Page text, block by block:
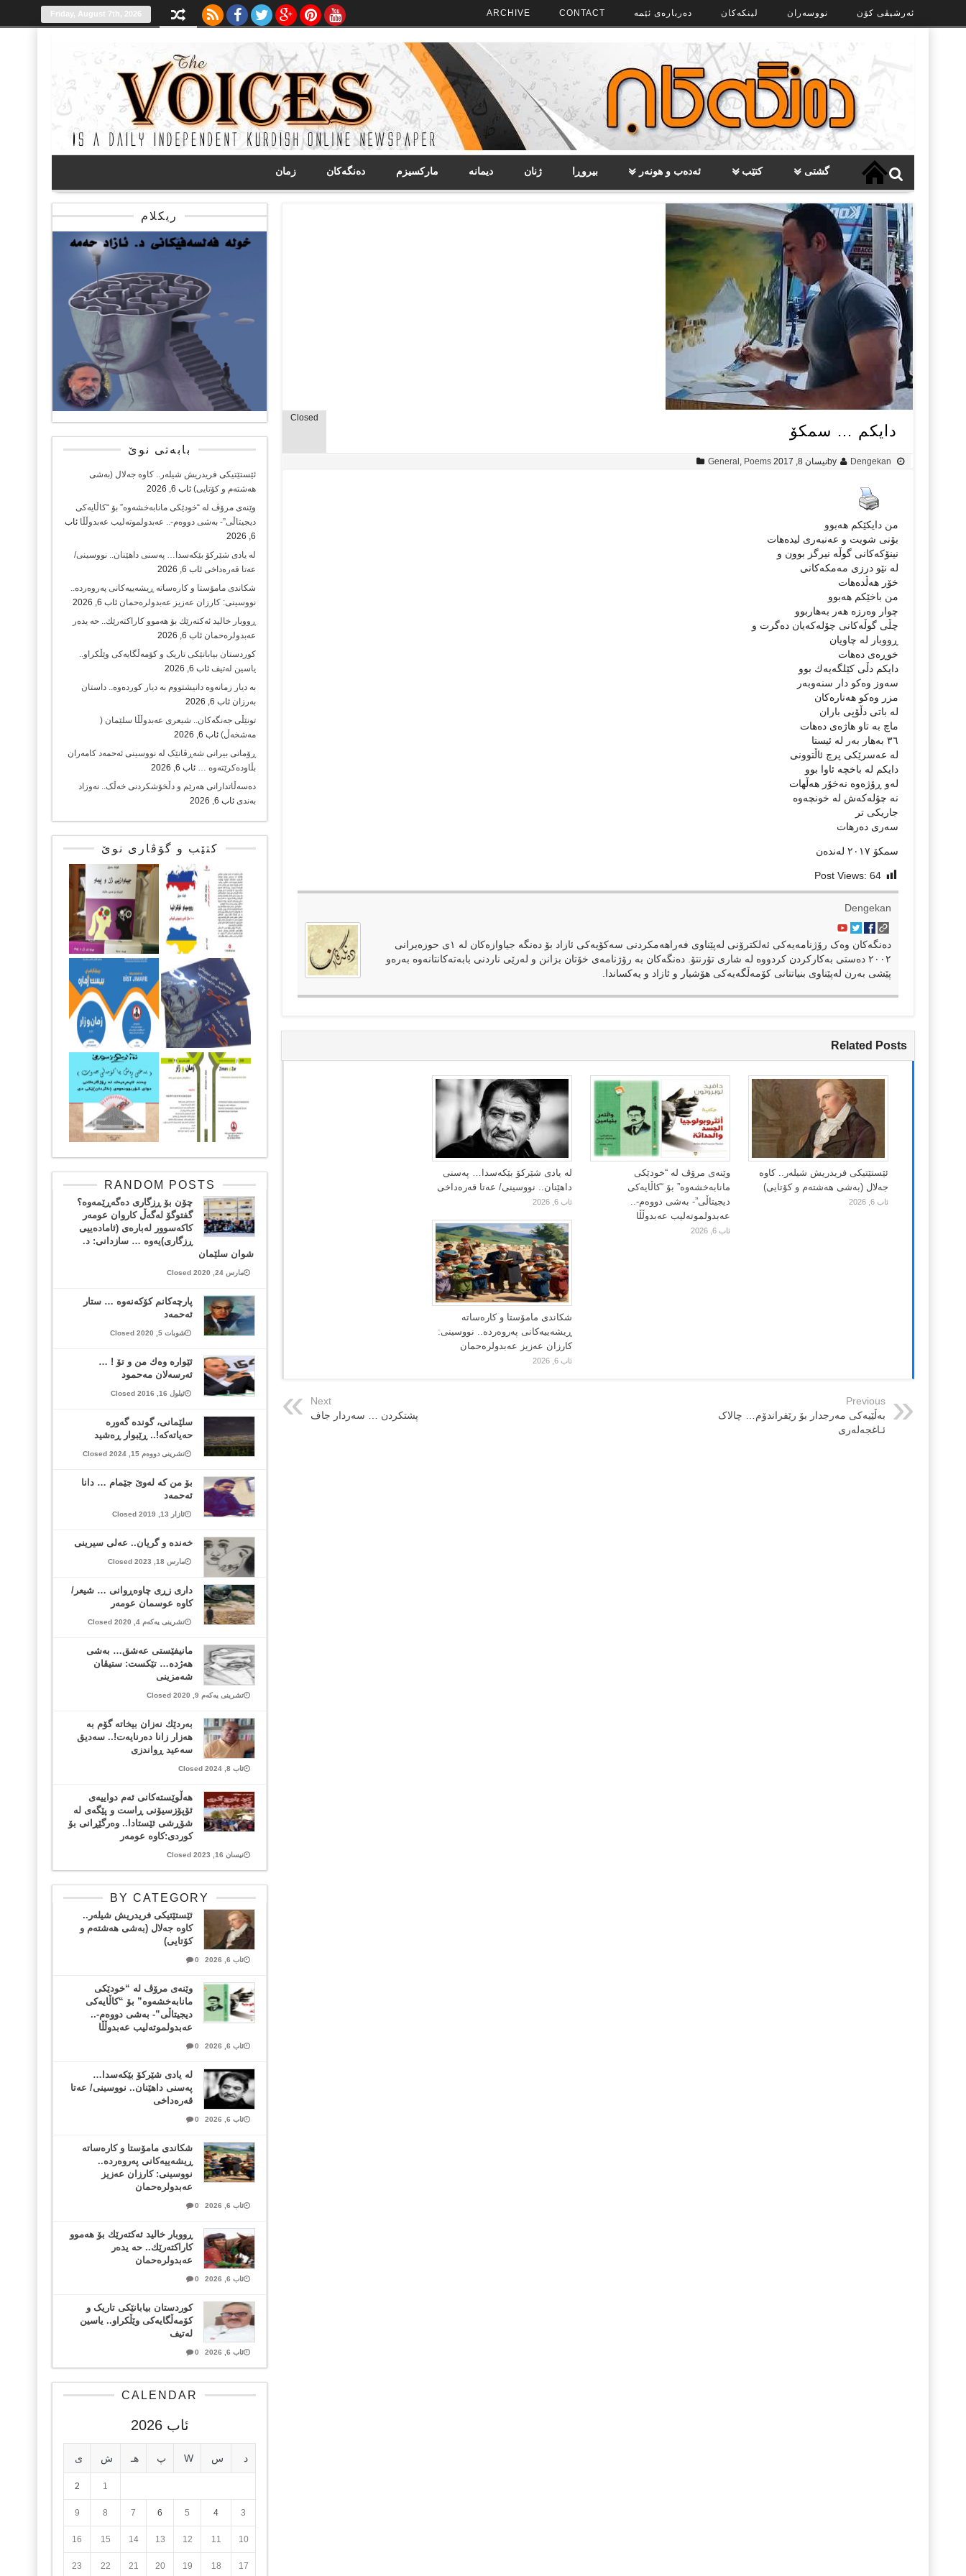
ئەرشیڤی کۆن نووسەران لینکەکان دەربارەی ئێمە CONTACT
ARCHIVE
Friday, August 7th, 2026
گشتی کتێب ئەدەب و هونەر بیروڕا ژنان دیمانە مارکسیزم دەنگەکان زمان
دایکم … سمکۆ
Closed
by Dengekan نیسان 8, 2017 General , Poems
من دایکێکم هەبوو
بۆنی شویت و عەنبەری لیدەهات
نینۆکەکانی گوڵە نیرگز بوون و
لە نێو درزی مەمکەکانی
خۆر هەڵدەهات
من باخێکم هەبوو
چوار وەرزە هەر بەهاربوو
چڵی گوڵەکانی چۆلەکەیان دەگرت و
ڕووبار لە چاویان
خوڕەی دەهات
دایکم دڵی کێلگەیەك بوو
سەوز وەکو دار سنەوبەر
مزر وەکو هەنارەکان
لە باتی دڵۆپی باران
ماچ بە تاو هاژەی دەهات
۳٦ بەهار بەر لە ئیستا
لە عەسرێکی پرچ ئاڵتوونی
دایکم لە باخچە ئاوا بوو
لەو ڕۆژەوە نەخۆر هەڵهات
نە چۆلەکەش لە خونچەوە
جاریکی تر
سەری دەرهات
سمکۆ ۲٠۱۷ لەندەن
Post Views: 64
Dengekan
دەنگەکان وەک رۆژنامەیەکی ئەلکترۆنی لەپێناوی فەراهەمکردنی سەکۆیەکی ئازاد بۆ دەنگە جیاوازەکان لە ١ی حوزەیرانی
٢٠٠٢ دەستی بەکارکردن کردووە لە شاری تۆرنتۆ. دەنگەکان بە رۆژنامەی خۆتان بزانن و لەرێی ناردنی بابەتەکانتانەوە بەرەو
پێشی بەرن لەپێناوی بنیاتنانی کۆمەڵگەیەکی هۆشیار و ئازاد و یەکساندا.
Related Posts
ئێستێتیکی فریدریش شیلەر.. کاوە
جەلال (بەشی هەشتەم و کۆتایی)
ئاب 6, 2026
وێنەی مرۆڤ لە “خودێکی
مانابەخشەوە” بۆ “کاڵایەکی
دیجیتاڵی”- بەشی دووەم-..
عەبدولموتەلیب عەبدوڵڵا
ئاب 6, 2026
لە یادی شێرکۆ بێکەسدا… پەسنی
داهێنان.. نووسینی/ عەتا قەرەداخی
ئاب 6, 2026
شکاندی مامۆستا و کارەساتە
ڕیشەییەکانی پەروەردە.. نووسینی:
کارزان عەزیز عەبدولرەحمان
ئاب 6, 2026
Previous
بەڵێیەکی مەرجدار بۆ رێفراندۆم… چالاک
ئـاغجەلەری
Next
پشتكردن … سه‌ردار جاف
ریکلام
بابەتی نوێ
ئێستێتیکی فریدریش شیلەر.. کاوە جەلال (بەشی
هەشتەم و کۆتایی) ئاب 6, 2026
وێنەی مرۆڤ لە “خودێکی مانابەخشەوە” بۆ “کاڵایەکی
دیجیتاڵی”- بەشی دووەم-.. عەبدولموتەلیب عەبدوڵڵا ئاب
6, 2026
لە یادی شێرکۆ بێکەسدا… پەسنی داهێنان.. نووسینی/
عەتا قەرەداخی ئاب 6, 2026
شکاندی مامۆستا و کارەساتە ڕیشەییەکانی پەروەردە..
نووسینی: کارزان عەزیز عەبدولرەحمان ئاب 6, 2026
ڕووبار خالید ئەكتەرێك بۆ هەموو كاراكتەرێك.. حه یدەر
عەبدولرەحمان ئاب 6, 2026
کوردستان بیابانێکی تاریک و کۆمەڵگایەکی وێڵکراو..
یاسین لەتیف ئاب 6, 2026
بە دیار زمانەوە دانیشتووم بە دیار کوردەوە.. داستان
بەرزان ئاب 6, 2026
تونێڵی جەنگەکان.. شیعری عەبدوڵڵا سلێمان (
مەشخەڵ) ئاب 6, 2026
ڕۆمانی بیرانی شەڕڤانێک لە نووسینی ئەحمەد کامەران
بڵاودەکرێتەوە … ئاب 6, 2026
دەسەڵاتدارانی هەرێم و دڵخۆشکردنی خەڵک.. نەوزاد
بەندی ئاب 6, 2026
کتێب و گۆڤاری نوێ
RANDOM POSTS
چۆن بۆ ڕزگاری دەگەڕێمەوە؟
گفتوگۆ لەگەڵ کاروان عومەر
کاکەسوور لەبارەی (ئامادەییی
ڕزگاری)یەوە … سازدانی: د.
شوان سلێمان
مارس 24, 2020 Closed
پارچه‌كانم كۆكه‌نه‌وه‌ … ستار
ئه‌حمه‌د
شوبات 5, 2020 Closed
ئێوارە وەك من و تۆ ! …
ئەرسەلان مەحمود
ئیلول 16, 2016 Closed
سلێمانی، گوندە گەورە
حەیاتەکە!.. ڕێبوار ڕەشید
تشرینی دووەم 15, 2024 Closed
بۆ من کە لەوێ جێمام … دانا
ئەحمەد
ئازار 13, 2019 Closed
خەندە و گریان.. عەلی سیرینی
مارس 18, 2023 Closed
داری زڕی چاوەڕوانی … شیعر/
کاوە عوسمان عومەر
تشرینی یەکەم 4, 2020 Closed
مانیفێستی عەشق… بەشی
هەژدە… تێکست: ستیڤان
شەمزینی
تشرینی یەکەم 9, 2020 Closed
بەردێك نەزان بیخاتە گۆم بە
هەزار زانا دەرنایەت!.. سەدیق
سەعید ڕواندزی
ئاب 8, 2024 Closed
هەڵوێستەکانی ئەم دواییەی
ئۆپۆزسیۆنی ڕاست و پێگەی لە
شۆڕشی ئێستادا.. وەرگێڕانی بۆ
کوردی:کاوە عومەر
نیسان 16, 2023 Closed
BY CATEGORY
ئێستێتیکی فریدریش شیلەر..
کاوە جەلال (بەشی هەشتەم و
کۆتایی)
ئاب 6, 2026 0
وێنەی مرۆڤ لە “خودێکی
مانابەخشەوە” بۆ “کاڵایەکی
دیجیتاڵی”- بەشی دووەم-..
عەبدولموتەلیب عەبدوڵڵا
ئاب 6, 2026 0
لە یادی شێرکۆ بێکەسدا…
پەسنی داهێنان.. نووسینی/ عەتا
قەرەداخی
ئاب 6, 2026 0
شکاندی مامۆستا و کارەساتە
ڕیشەییەکانی پەروەردە..
نووسینی: کارزان عەزیز
عەبدولرەحمان
ئاب 6, 2026 0
ڕووبار خالید ئەكتەرێك بۆ هەموو
كاراكتەرێك.. حه یدەر
عەبدولرەحمان
ئاب 6, 2026 0
کوردستان بیابانێکی تاریک و
کۆمەڵگایەکی وێڵکراو.. یاسین
لەتیف
ئاب 6, 2026 0
CALENDAR
ئاب 2026
د س W پ هـ ش ی
1
2
3
4
5
6
7
8
9
10
11
12
13
14
15
16
17
18
19
20
21
22
23